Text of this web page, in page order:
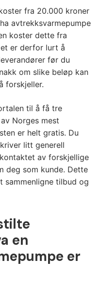
fra 20.000 kroner
avtrekksvarmepumpe
koster dette fra
er derfor lurt å
før du
om slike beløp kan
forskjeller.
til å få tre
Norges mest
er helt gratis. Du
litt generell
av forskjellige
deg som kunde. Dette
sammenligne tilbud og
en
er